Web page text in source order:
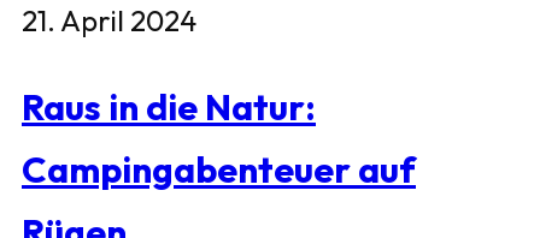
21. April 2024
Raus in die Natur:
Campingabenteuer auf